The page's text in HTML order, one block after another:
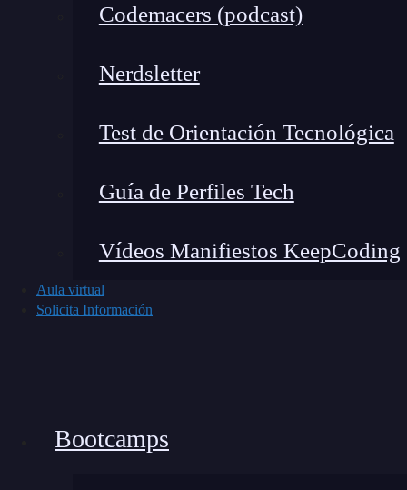
Codemacers (podcast)
Nerdsletter
Test de Orientación Tecnológica
Guía de Perfiles Tech
Vídeos Manifiestos KeepCoding
Aula virtual
Solicita Información
Bootcamps
No basta con imprimir solo valores. Es